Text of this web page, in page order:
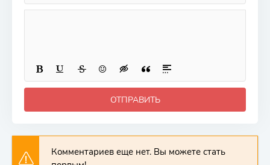
ОТПРАВИТЬ
Комментариев еще нет. Вы можете стать